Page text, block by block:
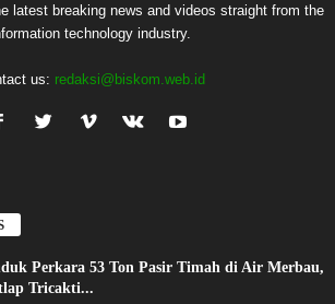
latest breaking news and videos straight from the
technology industry.
us: redaksi@biskom.web.id
Perkara 53 Ton Pasir Timah di Air Merbau,
Tricakti...